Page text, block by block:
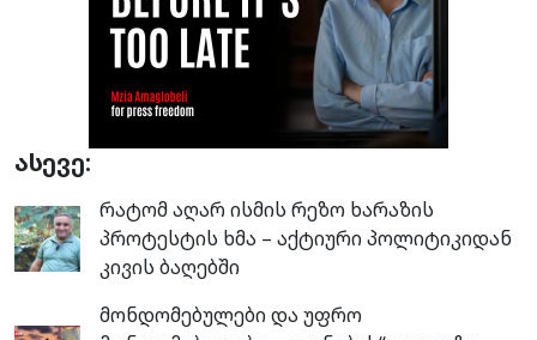
ასევე:
რატომ აღარ ისმის რეზო ხარაზის
პროტესტის ხმა – აქტიური პოლიტიკიდან
კივის ბაღებში
მონდომებულები და უფრო